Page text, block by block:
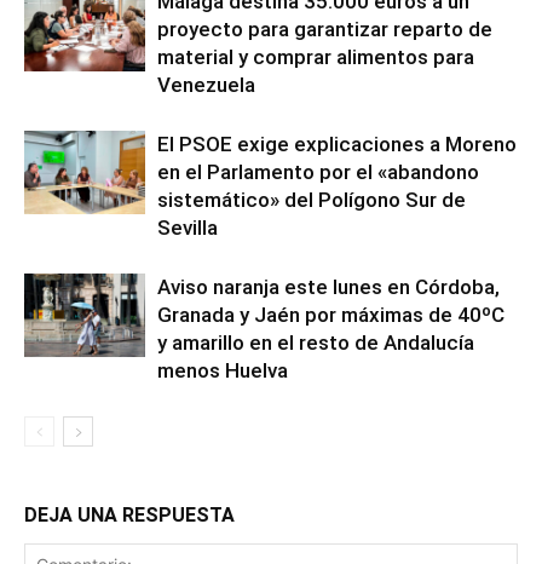
proyecto para garantizar reparto de
material y comprar alimentos para
Venezuela
El PSOE exige explicaciones a Moreno
en el Parlamento por el «abandono
sistemático» del Polígono Sur de
Sevilla
Aviso naranja este lunes en Córdoba,
Granada y Jaén por máximas de 40ºC
y amarillo en el resto de Andalucía
menos Huelva
DEJA UNA RESPUESTA